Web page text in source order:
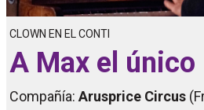
CLOWN EN EL CONTI
A Max el único
Compañía:Arusprice Circus